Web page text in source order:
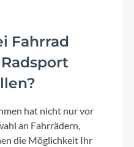
Fahrrad
Radsport
hat nicht nur vor
an Fahrrädern,
die Möglichkeit Ihr